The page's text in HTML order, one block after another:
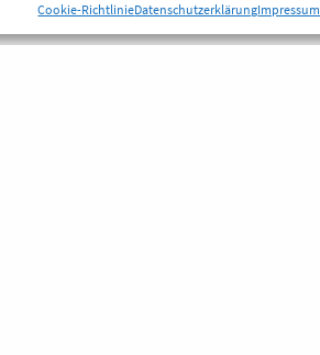
Cookie-RichtlinieDatenschutzerklärungImpressum